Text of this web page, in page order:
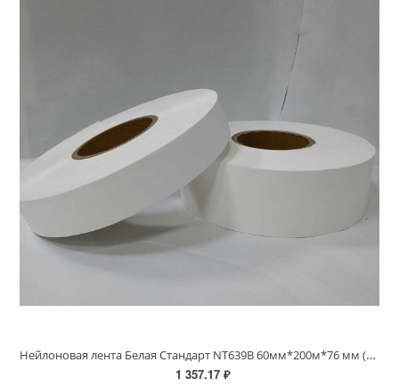
Нейлоновая лента Белая Стандарт NT639B 60мм*200м*76 мм (стирка до 60С)
1 357.17 ₽